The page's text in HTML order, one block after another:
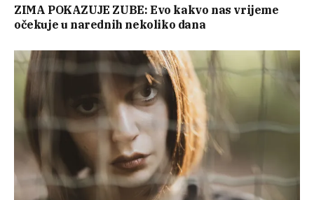
ZIMA POKAZUJE ZUBE: Evo kakvo nas vrijeme
očekuje u narednih nekoliko dana